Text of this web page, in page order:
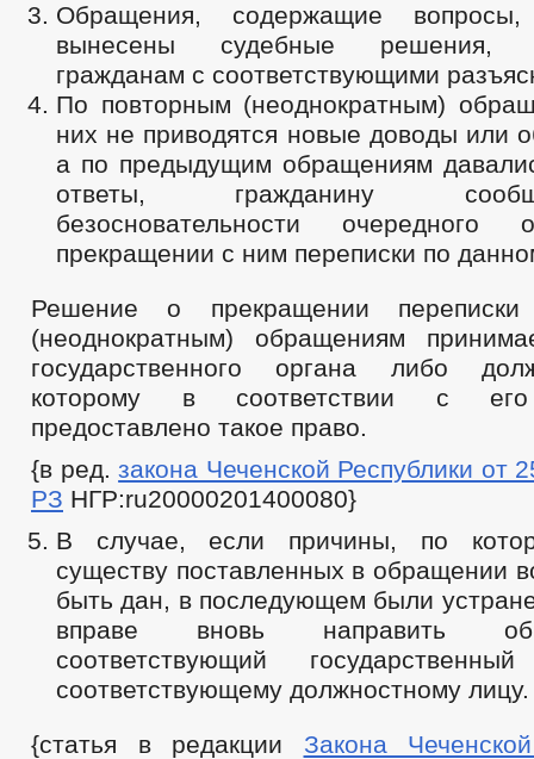
Обращения, содержащие
вынесены судебные решения,
гражданам с соответствующими
По повторным (неоднократным)
них не приводятся новые доводы или
а по предыдущим обращениям
ответы, гражданину
безосновательности
прекращении с ним переписки по
Решение о прекращении
(неоднократным) обращениям
государственного органа либо
которому в соответствии с его
предоставлено такое право.
{в ред.закона Чеченской Республики от
РЗ НГР:ru20000201400080}
В случае, если причины, по
существу поставленных в обращении
быть дан, в последующем были
вправе вновь направить
соответствующий
соответствующему должностному лицу.
{статья в редакции Закона